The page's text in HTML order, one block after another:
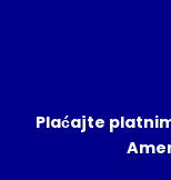
Plaćajte